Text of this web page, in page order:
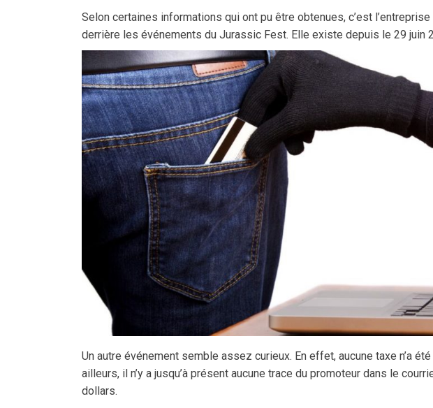
Selon certaines informations qui ont pu être obtenues, c’est
derrière les événements du Jurassic Fest. Elle existe depuis le 29 juin
Un autre événement semble assez curieux. En effet, aucune taxe n’a
ailleurs, il n’y a jusqu’à présent aucune trace du promoteur dans le
dollars.